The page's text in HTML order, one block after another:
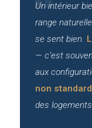
Un intérieur
range
se sent bien.
— c’est
aux
non
des